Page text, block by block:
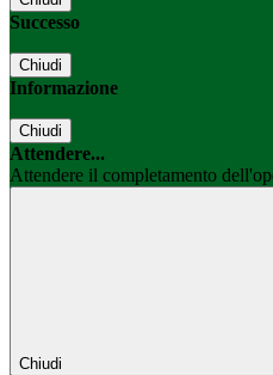
Successo
Chiudi
Informazione
Chiudi
Attendere...
Attendere il completamento
Chiudi